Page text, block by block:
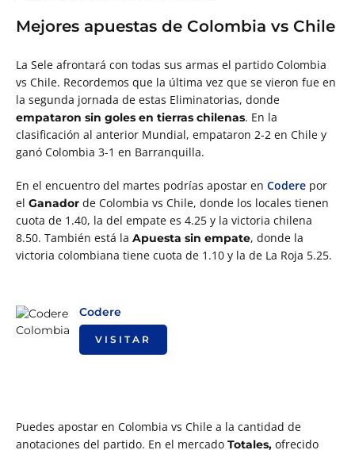
Mejores apuestas de Colombia vs Chile
La Sele afrontará con todas sus armas el partido Colombia
vs Chile. Recordemos que la última vez que se vieron fue en
la segunda jornada de estas Eliminatorias, donde
empataron sin goles en tierras chilenas. En la
clasificación al anterior Mundial, empataron 2-2 en Chile y
ganó Colombia 3-1 en Barranquilla.
En el encuentro del martes podrías apostar en Codere por
el Ganador de Colombia vs Chile, donde los locales tienen
cuota de 1.40, la del empate es 4.25 y la victoria chilena
8.50. También está la Apuesta sin empate, donde la
victoria colombiana tiene cuota de 1.10 y la de La Roja 5.25.
Codere
VISITAR
Puedes apostar en Colombia vs Chile a la cantidad de
anotaciones del partido. En el mercado Totales, ofrecido